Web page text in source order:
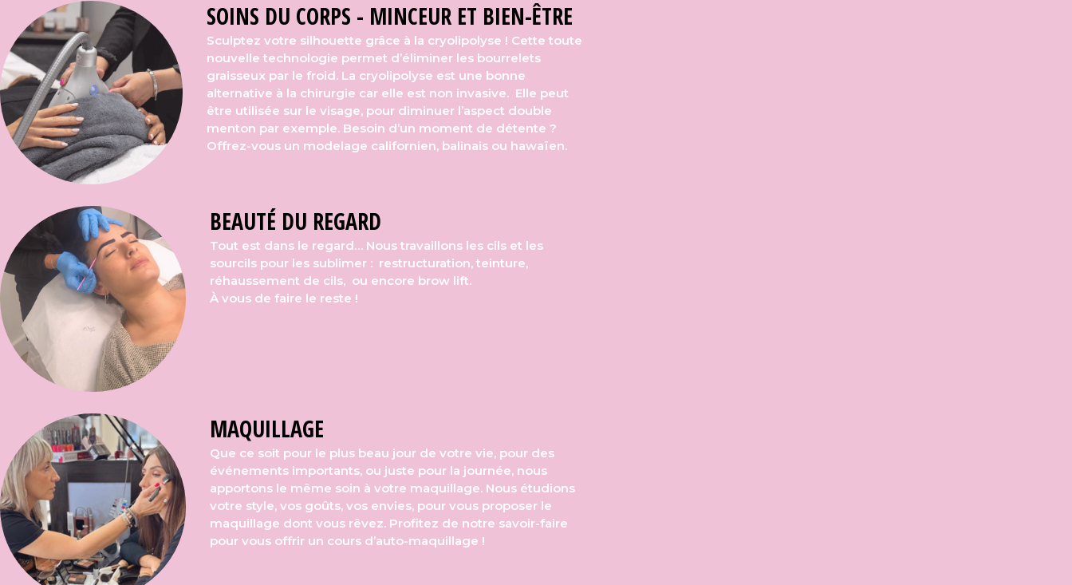
SOINS DU CORPS - MINCEUR ET BIEN-ÊTRE
Sculptez votre silhouette grâce à la cryolipolyse ! Cette toute
nouvelle technologie permet d’éliminer les bourrelets
graisseux par le froid. La cryolipolyse est une bonne
alternative à la chirurgie car elle est non invasive. Elle peut
être utilisée sur le visage, pour diminuer l’aspect double
menton par exemple. Besoin d’un moment de détente ?
Offrez-vous un modelage californien, balinais ou hawaïen.
BEAUTÉ DU REGARD
Tout est dans le regard… Nous travaillons les cils et les
sourcils pour les sublimer : restructuration, teinture,
réhaussement de cils, ou encore brow lift.
À vous de faire le reste !
MAQUILLAGE
Que ce soit pour le plus beau jour de votre vie, pour des
événements importants, ou juste pour la journée, nous
apportons le même soin à votre maquillage. Nous étudions
votre style, vos goûts, vos envies, pour vous proposer le
maquillage dont vous rêvez. Profitez de notre savoir-faire
pour vous offrir un cours d’auto-maquillage !